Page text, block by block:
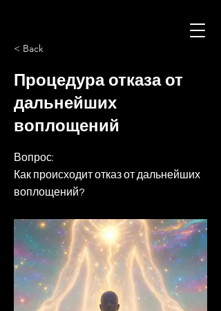
< Back
Процедура отказа от
дальнейших
воплощений
Вопрос:
Как происходит отказ от дальнейших
воплощений?